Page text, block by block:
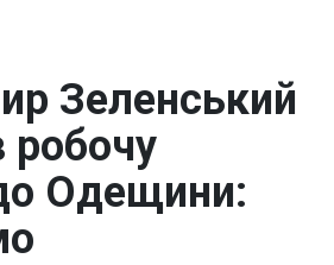
Зеленський
робочу
Одещини: